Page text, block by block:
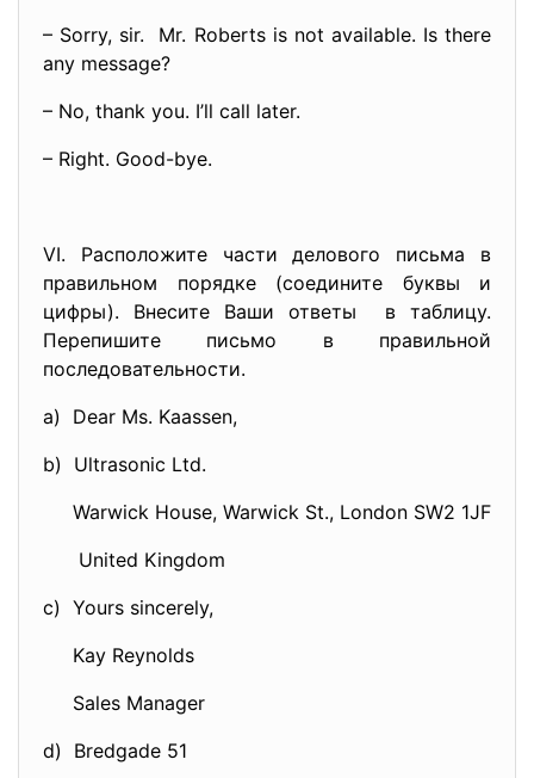
– Sorry, sir. Mr. Roberts is not available. Is there
any message?
– No, thank you. I’ll call later.
– Right. Good-bye.
VI. Расположите части делового письма в
правильном порядке (cоедините буквы и
цифры). Внесите Ваши ответы в таблицу.
Перепишите письмо в правильной
последовательности.
a) Dear Ms. Kaassen,
b) Ultrasonic Ltd.
Warwick House, Warwick St., London SW2 1JF
United Kingdom
c) Yours sincerely,
Kay Reynolds
Sales Manager
d) Bredgade 51